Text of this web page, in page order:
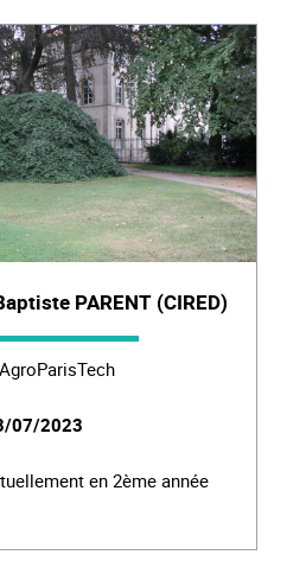
PARENT (CIRED)
07/2023
en 2ème année